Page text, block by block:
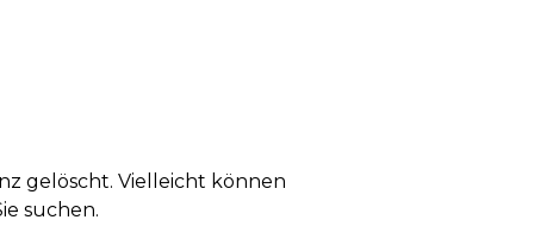
gelöscht. Vielleicht können
suchen.